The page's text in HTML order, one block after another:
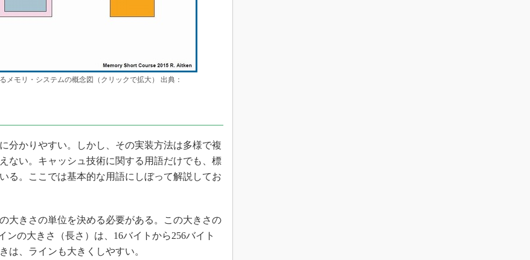
メモリ・システムの概念図（クリックで拡大） 出典：
分かりやすい。しかし、その実装方法は多様で複
ない。キャッシュ技術に関する用語だけでも、標
る。ここでは基本的な用語にしぼって解説してお
大きさの単位を決める必要がある。この大きさの
の大きさ（長さ）は、16バイトから256バイト
は、ラインも大きくしやすい。